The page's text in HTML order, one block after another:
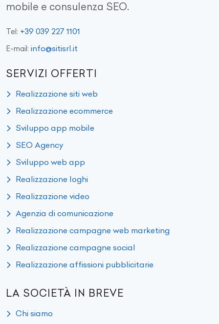
mobile e consulenza SEO.
Tel: +39 039 227 1101
E-mail: info@sitisrl.it
SERVIZI OFFERTI
Realizzazione siti web
Realizzazione ecommerce
Sviluppo app mobile
SEO Agency
Sviluppo web app
Realizzazione loghi
Realizzazione video
Agenzia di comunicazione
Realizzazione campagne web marketing
Realizzazione campagne social
Realizzazione affissioni pubblicitarie
LA SOCIETÀ IN BREVE
Chi siamo